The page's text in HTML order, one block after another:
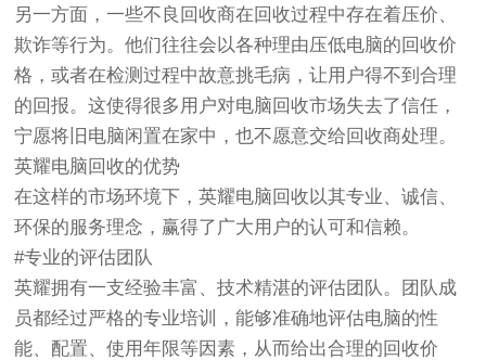
另一方面，一些不良回收商在回收过程中存在着压价、
欺诈等行为。他们往往会以各种理由压低电脑的回收价
格，或者在检测过程中故意挑毛病，让用户得不到合理
的回报。这使得很多用户对电脑回收市场失去了信任，
宁愿将旧电脑闲置在家中，也不愿意交给回收商处理。
英耀电脑回收的优势
在这样的市场环境下，英耀电脑回收以其专业、诚信、
环保的服务理念，赢得了广大用户的认可和信赖。
#专业的评估团队
英耀拥有一支经验丰富、技术精湛的评估团队。团队成
员都经过严格的专业培训，能够准确地评估电脑的性
能、配置、使用年限等因素，从而给出合理的回收价